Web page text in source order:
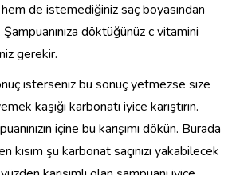
de istemediğiniz saç boyasından
döktüğünüz c vitamini
gerekir.
isterseniz bu sonuç yetmezse size
kaşığı karbonatı iyice karıştırın.
içine bu karışımı dökün. Burada
şu karbonat saçınızı yakabilecek